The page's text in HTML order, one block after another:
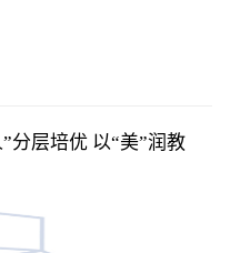
分层培优 以“美”润教